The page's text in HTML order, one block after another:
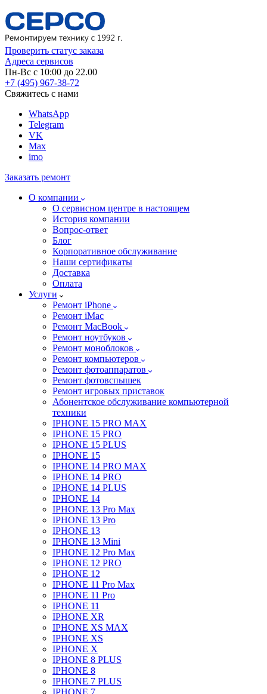
Проверить статус заказа
Адреса сервисов
Пн-Вс с 10:00 до 22.00
+7 (495) 967-38-72
Свяжитесь с нами
WhatsApp
Telegram
VK
Max
imo
Заказать ремонт
О компании
О сервисном центре в настоящем
История компании
Вопрос-ответ
Блог
Корпоративное обслуживание
Наши сертификаты
Доставка
Оплата
Услуги
Ремонт iPhone
Ремонт iMac
Ремонт MacBook
Ремонт ноутбуков
Ремонт моноблоков
Ремонт компьютеров
Ремонт фотоаппаратов
Ремонт фотовспышек
Ремонт игровых приставок
Абонентское обслуживание компьютерной
техники
IPHONE 15 PRO MAX
IPHONE 15 PRO
IPHONE 15 PLUS
IPHONE 15
IPHONE 14 PRO MAX
IPHONE 14 PRO
IPHONE 14 PLUS
IPHONE 14
IPHONE 13 Pro Max
IPHONE 13 Pro
IPHONE 13
IPHONE 13 Mini
IPHONE 12 Pro Max
IPHONE 12 PRO
IPHONE 12
IPHONE 11 Pro Max
IPHONE 11 Pro
IPHONE 11
IPHONE XR
IPHONE XS MAX
IPHONE XS
IPHONE X
IPHONE 8 PLUS
IPHONE 8
IPHONE 7 PLUS
IPHONE 7